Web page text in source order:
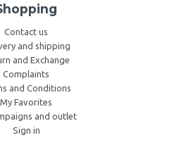
Contact us
and shipping
and Exchange
Complaints
and Conditions
My Favorites
and outlet
Sign in